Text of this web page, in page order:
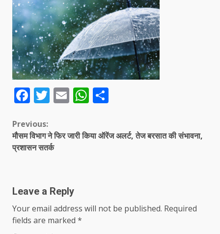
Facebook
Twitter
EmailWhatsApp
Continue
Reading
Previous:
मौसम विभाग ने फिर जारी किया ऑरेंज अलर्ट, तेज बरसात की संभावना,
प्रशासन सतर्क
Leave a Reply
Your email address will not be published. Required
fields are marked *